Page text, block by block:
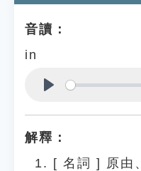
音讀：
in
解釋：
[ 名詞 ] 原由